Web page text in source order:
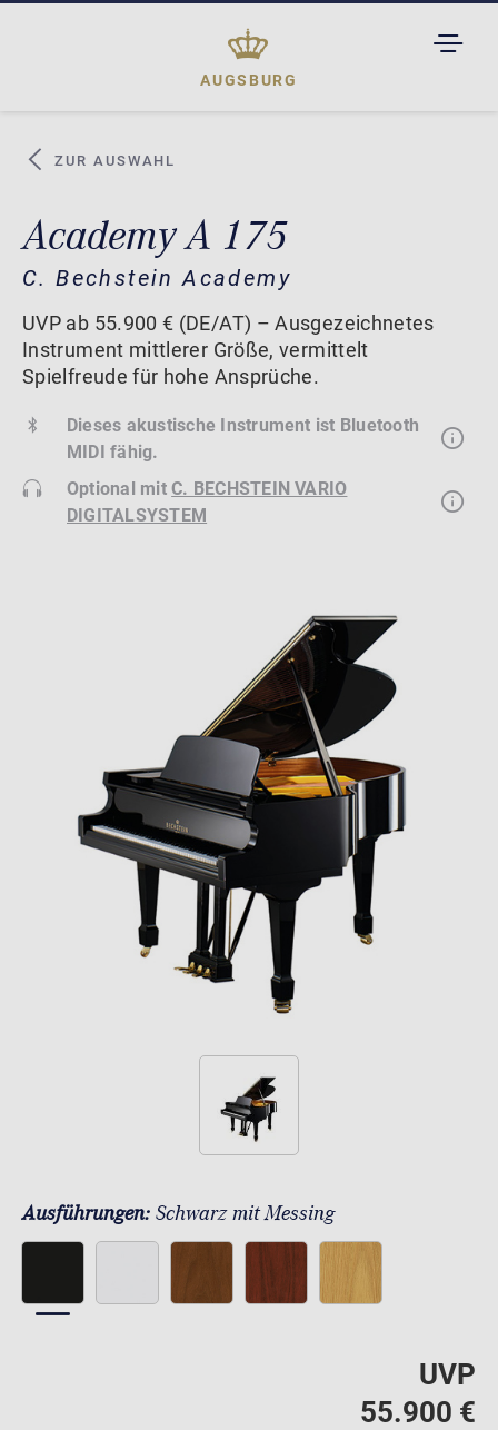
AUGSBURG
ZUR AUSWAHL
Academy A 175
C. Bechstein Academy
UVP ab 55.900 € (DE/AT) – Ausgezeichnetes
Instrument mittlerer Größe, vermittelt
Spielfreude für hohe Ansprüche.
Dieses akustische Instrument ist Bluetooth
MIDI fähig.
Optional mitC. BECHSTEIN VARIO
DIGITALSYSTEM
Ausführungen: Schwarz mit Messing
UVP
55.900 €